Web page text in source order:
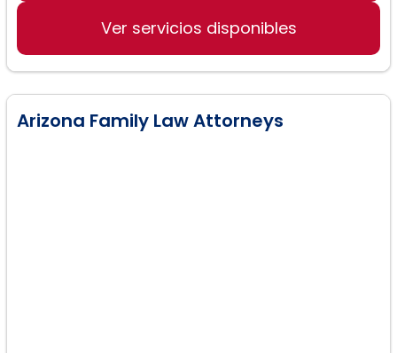
Ver servicios disponibles
Arizona Family Law Attorneys